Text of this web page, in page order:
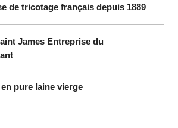
de tricotage français depuis 1889
James Entreprise du
pure laine vierge